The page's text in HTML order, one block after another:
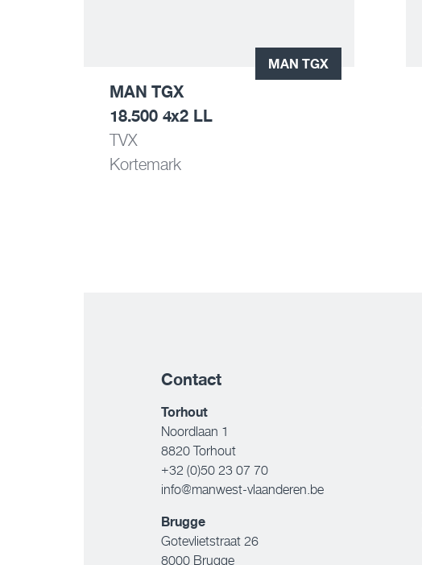
MAN TGX
MAN TGX
18.500 4x2 LL
TVX
Kortemark
Contact
Torhout
Noordlaan 1
8820 Torhout
+32 (0)50 23 07 70
info@manwest-vlaanderen.be
Brugge
Gotevlietstraat 26
8000 Brugge